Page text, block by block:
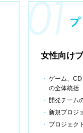
女性向け
ゲーム、
の全体統括
開発チーム
新規プロジ
プロジェク